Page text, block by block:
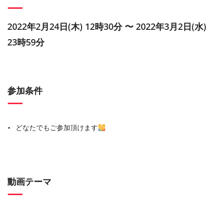
2022年2月24日(木) 12時30分 〜 2022年3月2日(水)
23時59分
参加条件
どなたでもご参加頂けます
動画テーマ